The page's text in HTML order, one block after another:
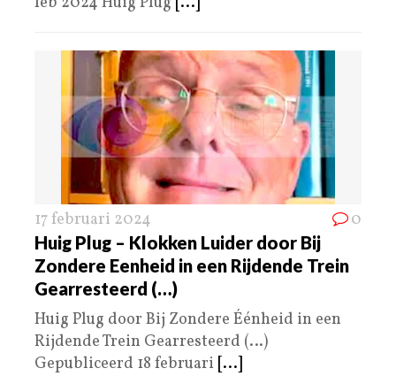
17 februari 2024 0
Huig Plug – Klokken Luider door Bij
Zondere Eenheid in een Rijdende Trein
Gearresteerd (…)
Huig Plug door Bij Zondere Éénheid in een
Rijdende Trein Gearresteerd (…)
Gepubliceerd 18 februari [...]